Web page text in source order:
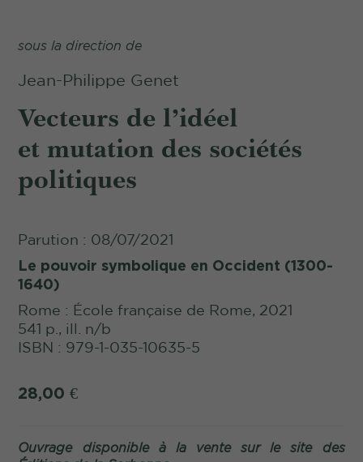
sous la direction de
Jean-Philippe Genet
Vecteurs de l’idéel
et mutation des sociétés
politiques
Parution : 08/07/2021
Le pouvoir symbolique en Occident (1300-
1640)
Rome : École française de Rome, 2021
541 p., ill. n/b
ISBN : 979-1-035-10635-5
28,00 €
Ouvrage disponible à la vente sur le site des